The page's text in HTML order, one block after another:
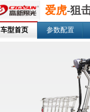
爱虎-狙
车型首页 参数配置